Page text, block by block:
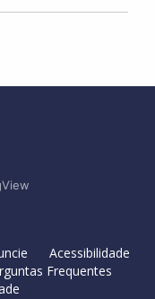
Acessibilidade
Frequentes